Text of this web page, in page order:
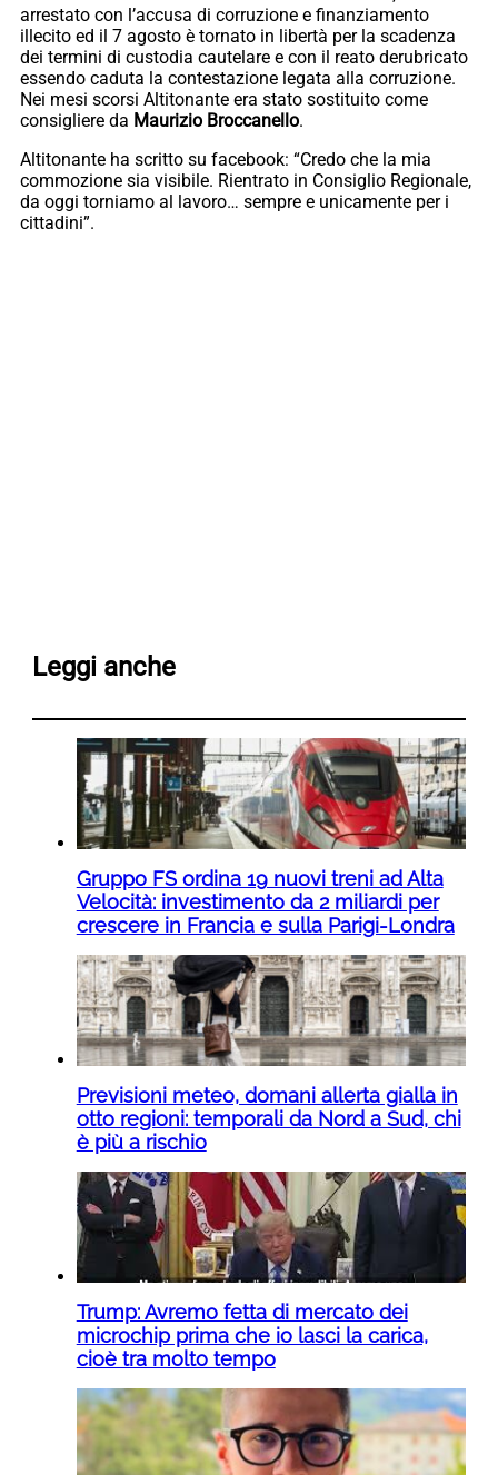
arrestato con l’accusa di corruzione e finanziamento
illecito ed il 7 agosto è tornato in libertà per la scadenza
dei termini di custodia cautelare e con il reato derubricato
essendo caduta la contestazione legata alla corruzione.
Nei mesi scorsi Altitonante era stato sostituito come
consigliere da Maurizio Broccanello.
Altitonante ha scritto su facebook: “Credo che la mia
commozione sia visibile. Rientrato in Consiglio Regionale,
da oggi torniamo al lavoro… sempre e unicamente per i
cittadini”.
Leggi anche
Gruppo FS ordina 19 nuovi treni ad Alta
Velocità: investimento da 2 miliardi per
crescere in Francia e sulla Parigi-Londra
Previsioni meteo, domani allerta gialla in
otto regioni: temporali da Nord a Sud, chi
è più a rischio
Trump: Avremo fetta di mercato dei
microchip prima che io lasci la carica,
cioè tra molto tempo